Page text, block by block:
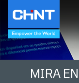
MIRA